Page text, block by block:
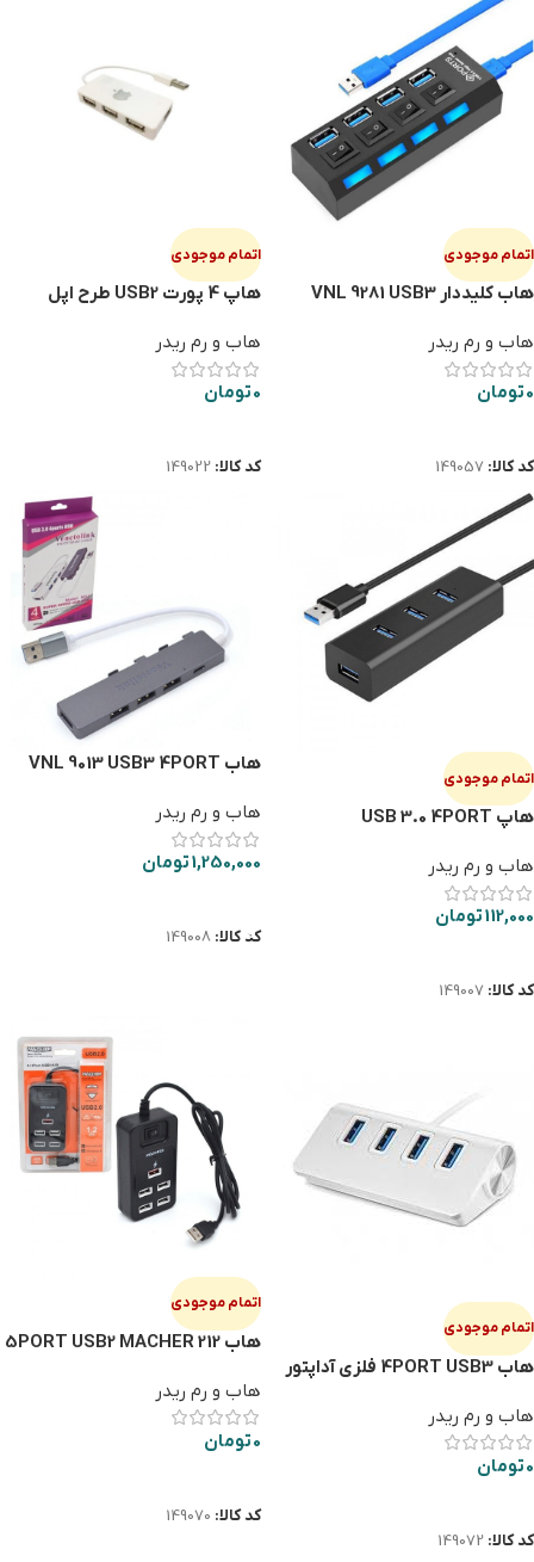
اتمام موجودی
هاب كليددار VNL 9281 USB3
هاب و رم ریدر
0تومان
کد کالا: 149057
اتمام موجودی
هاپ 4 پورت USB2 طرح اپل
هاب و رم ریدر
0تومان
کد کالا: 149022
اتمام موجودی
هاپ USB 3.0 4PORT
هاب و رم ریدر
112,000تومان
کد کالا: 149007
هاب VNL 9013 USB3 4PORT
هاب و رم ریدر
1,250,000تومان
کد کالا: 149008
اتمام موجودی
هاب 4PORT USB3 فلزی آداپتور
هاب و رم ریدر
0تومان
کد کالا: 149072
اتمام موجودی
هاب 5PORT USB2 MACHER 212
هاب و رم ریدر
0تومان
کد کالا: 149070